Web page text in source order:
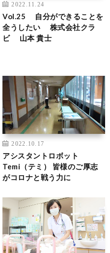
2022.11.24
Vol.25 自分ができることを
全うしたい 株式会社クラ
ビ 山本 貴士
2022.10.17
アシスタントロボット
Temi（テミ） 皆様のご厚志
がコロナと戦う力に